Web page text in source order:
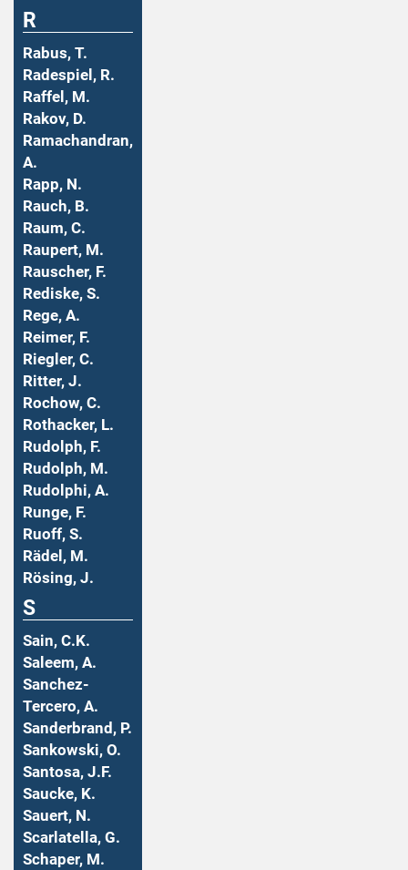
R
Rabus, T.
Radespiel, R.
Raffel, M.
Rakov, D.
Ramachandran,
A.
Rapp, N.
Rauch, B.
Raum, C.
Raupert, M.
Rauscher, F.
Rediske, S.
Rege, A.
Reimer, F.
Riegler, C.
Ritter, J.
Rochow, C.
Rothacker, L.
Rudolph, F.
Rudolph, M.
Rudolphi, A.
Runge, F.
Ruoff, S.
Rädel, M.
Rösing, J.
S
Sain, C.K.
Saleem, A.
Sanchez-
Tercero, A.
Sanderbrand, P.
Sankowski, O.
Santosa, J.F.
Saucke, K.
Sauert, N.
Scarlatella, G.
Schaper, M.